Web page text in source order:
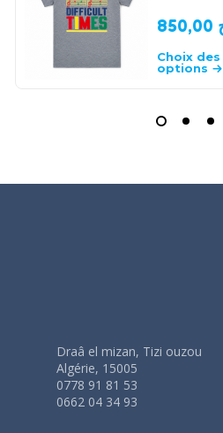
Choix des
options
Draâ el mizan, Tizi ouzou
Algérie, 15005
0778 91 81 53
0662 04 34 93